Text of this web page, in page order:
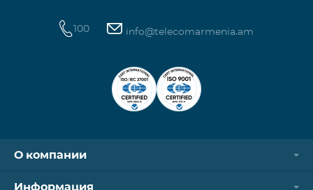
100 info@telecomarmenia.am
О компании
Информация